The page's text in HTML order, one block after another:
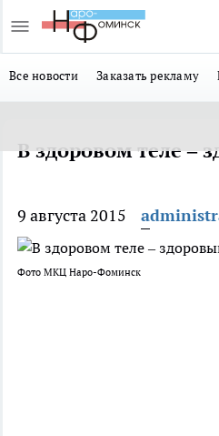
Все новости Заказать рекламу
В здоровом теле –
9 августа 2015
Фото МКЦ Наро-Фоминск